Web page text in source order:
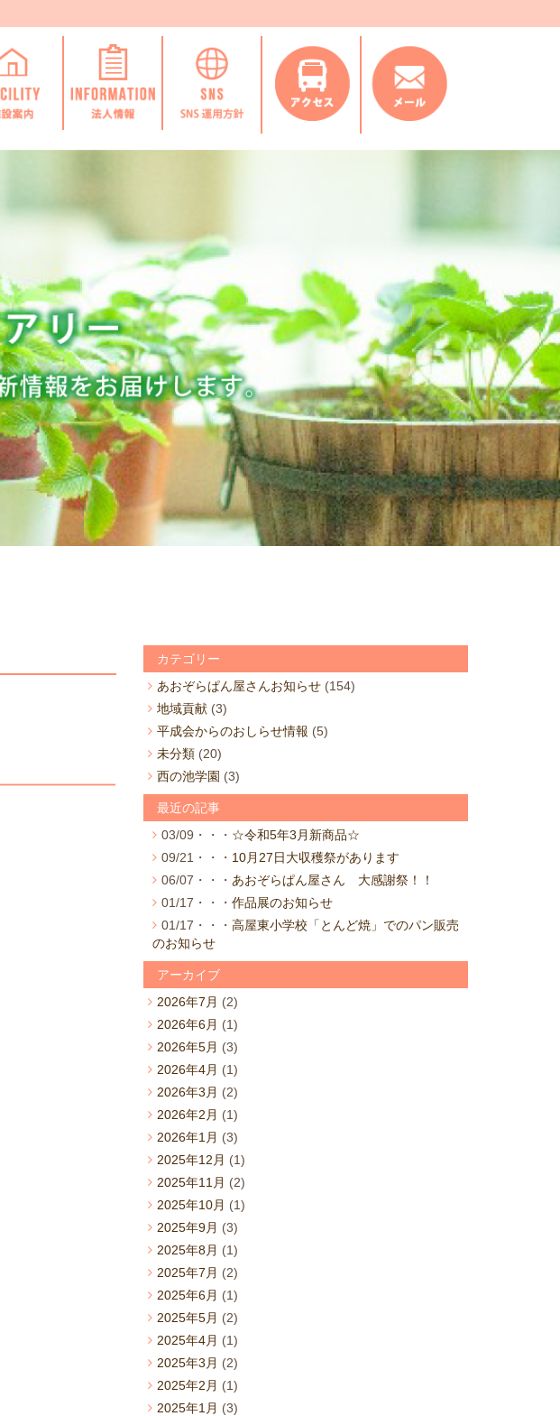
カテゴリー
あおぞらぱん屋さんお知らせ (154)
地域貢献 (3)
平成会からのおしらせ情報 (5)
未分類 (20)
西の池学園 (3)
最近の記事
03/09・・・ ☆令和5年3月新商品☆
09/21・・・ 10月27日大収穫祭があります
06/07・・・ あおぞらぱん屋さん 大感謝祭！！
01/17・・・ 作品展のお知らせ
01/17・・・ 高屋東小学校「とんど焼」でのパン販売
のお知らせ
アーカイブ
2026年7月 (2)
2026年6月 (1)
2026年5月 (3)
2026年4月 (1)
2026年3月 (2)
2026年2月 (1)
2026年1月 (3)
2025年12月 (1)
2025年11月 (2)
2025年10月 (1)
2025年9月 (3)
2025年8月 (1)
2025年7月 (2)
2025年6月 (1)
2025年5月 (2)
2025年4月 (1)
2025年3月 (2)
2025年2月 (1)
2025年1月 (3)